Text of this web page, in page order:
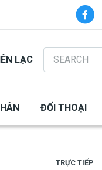
LẠC
Search
ĐỐI THOẠI
TRỰC TIẾP